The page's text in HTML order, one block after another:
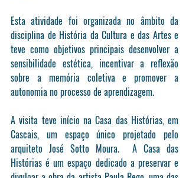
Esta atividade foi organizada no âmbito da
disciplina de História da Cultura e das Artes e
teve como objetivos principais desenvolver a
sensibilidade estética, incentivar a reflexão
sobre a memória coletiva e promover a
autonomia no processo de aprendizagem.
A visita teve início na Casa das Histórias, em
Cascais, um espaço único projetado pelo
arquiteto José Sotto Moura.  A Casa das
Histórias é um espaço dedicado a preservar e